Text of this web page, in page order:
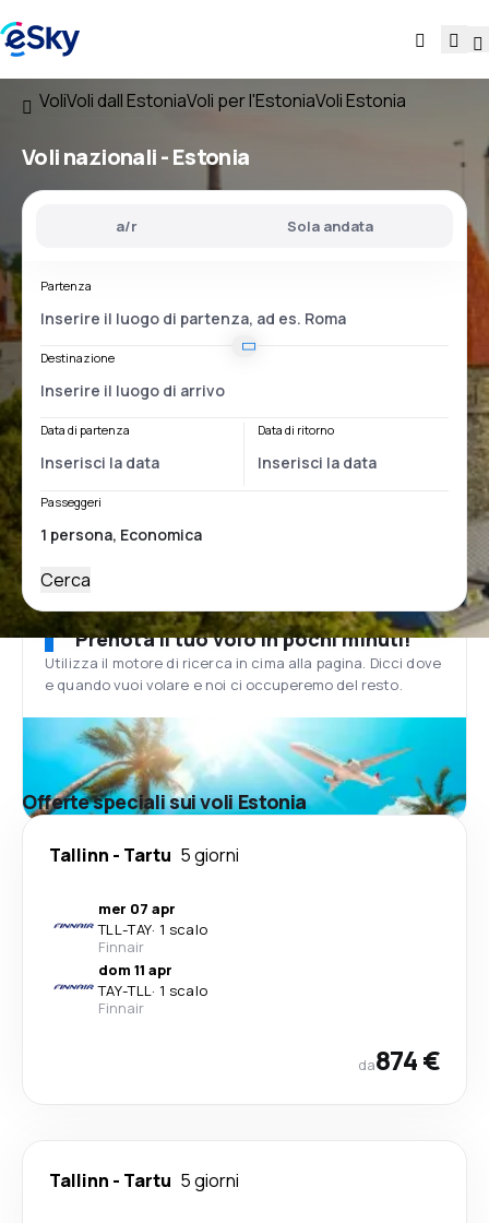
VoliVoli dall EstoniaVoli per l'EstoniaVoli Estonia
Voli nazionali -Estonia
a/r Sola andata
Partenza
Destinazione
Data di partenza Data di ritorno
Passeggeri
Cerca
Prenota il tuo volo in pochi minuti!
Utilizza il motore di ricerca in cima alla pagina. Dicci dove
e quando vuoi volare e noi ci occuperemo del resto.
Offerte speciali sui voli Estonia
Tallinn - Tartu 5 giorni
mer 07 apr
TLL-TAY· 1 scalo
Finnair
dom 11 apr
TAY-TLL· 1 scalo
Finnair
da874 €
Tallinn - Tartu 5 giorni